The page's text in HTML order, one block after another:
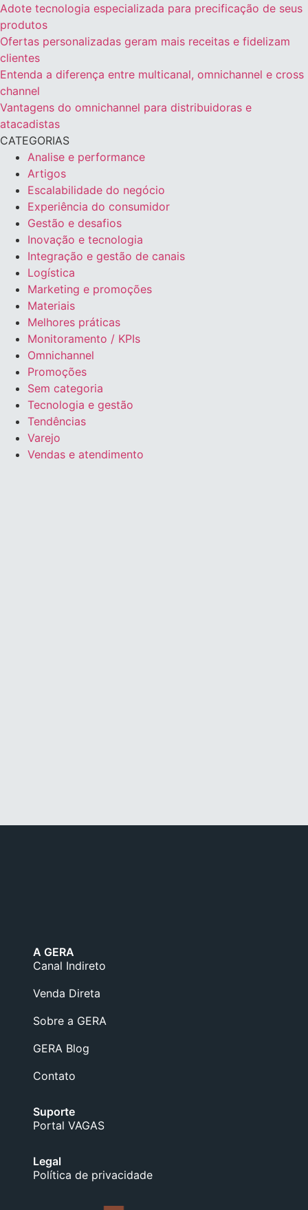
Adote tecnologia especializada para precificação de seus
produtos
Ofertas personalizadas geram mais receitas e fidelizam
clientes
Entenda a diferença entre multicanal, omnichannel e cross
channel
Vantagens do omnichannel para distribuidoras e
atacadistas
CATEGORIAS
Analise e performance
Artigos
Escalabilidade do negócio
Experiência do consumidor
Gestão e desafios
Inovação e tecnologia
Integração e gestão de canais
Logística
Marketing e promoções
Materiais
Melhores práticas
Monitoramento / KPIs
Omnichannel
Promoções
Sem categoria
Tecnologia e gestão
Tendências
Varejo
Vendas e atendimento
A GERA
Canal Indireto
Venda Direta
Sobre a GERA
GERA Blog
Contato
Suporte
Portal VAGAS
Legal
Política de privacidade